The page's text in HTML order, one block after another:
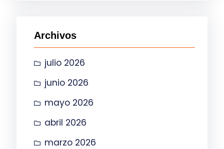
a
Archivos
julio 2026
junio 2026
mayo 2026
abril 2026
marzo 2026